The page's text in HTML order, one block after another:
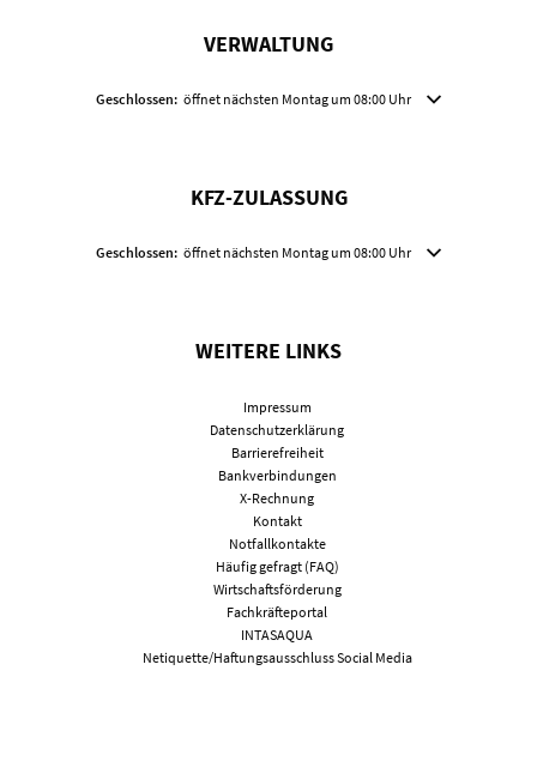
VERWALTUNG
Klicken, um weitere Öffnungs- oder Schließzeiten auszublenden
Geschlossen: öffnet nächsten Montag um 08:00 Uhr
KFZ-ZULASSUNG
Klicken, um weitere Öffnungs- oder Schließzeiten auszublenden
Geschlossen: öffnet nächsten Montag um 08:00 Uhr
WEITERE LINKS
Impressum
Datenschutzerklärung
Barrierefreiheit
Bankverbindungen
X-Rechnung
Kontakt
Notfallkontakte
Häufig gefragt (FAQ)
Wirtschaftsförderung
Fachkräfteportal
INTASAQUA
Netiquette/Haftungsausschluss Social Media